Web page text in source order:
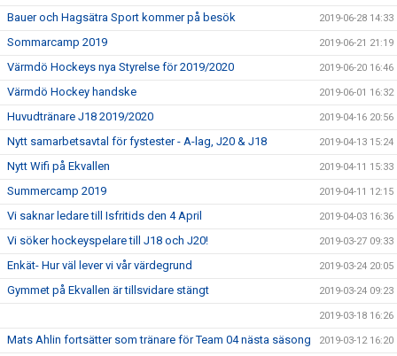
Bauer och Hagsätra Sport kommer på besök 2019-06-28 14:33
Sommarcamp 2019 2019-06-21 21:19
Värmdö Hockeys nya Styrelse för 2019/2020 2019-06-20 16:46
Värmdö Hockey handske 2019-06-01 16:32
Huvudtränare J18 2019/2020 2019-04-16 20:56
Nytt samarbetsavtal för fystester - A-lag, J20 & J18 2019-04-13 15:24
Nytt Wifi på Ekvallen 2019-04-11 15:33
Summercamp 2019 2019-04-11 12:15
Vi saknar ledare till Isfritids den 4 April 2019-04-03 16:36
Vi söker hockeyspelare till J18 och J20! 2019-03-27 09:33
Enkät- Hur väl lever vi vår värdegrund 2019-03-24 20:05
Gymmet på Ekvallen är tillsvidare stängt 2019-03-24 09:23
2019-03-18 16:26
Mats Ahlin fortsätter som tränare för Team 04 nästa säsong 2019-03-12 16:20